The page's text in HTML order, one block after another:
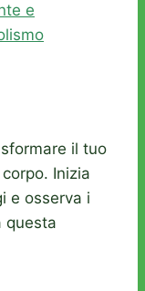
e
il tuo
Inizia
e osserva i
questa